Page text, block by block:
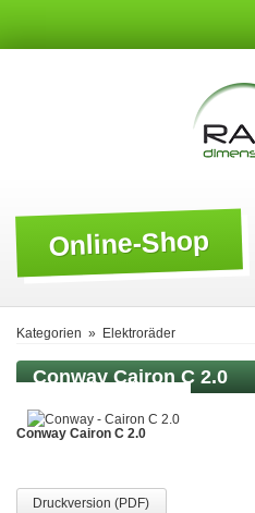
Online-Shop
Kategorien » Elektroräder
ConwayCairon C 2.0
Conway Cairon C 2.0
Druckversion (PDF)